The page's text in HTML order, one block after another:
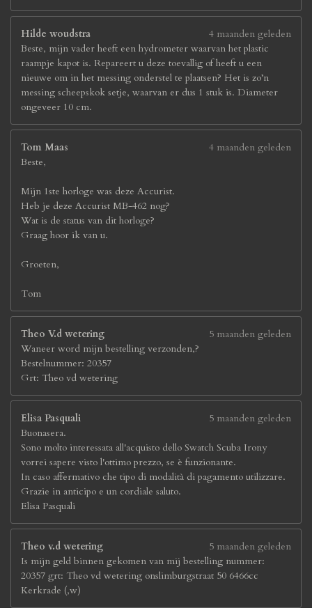
Hilde woudstra
4 maanden geleden
Beste, mijn vader heeft een hydrometer waarvan het plastic
raampje kapot is. Repareert u deze toevallig of heeft u een
nieuwe om in het messing onderstel te plaatsen? Het is zo’n
messing scheepskok setje, waarvan er dus 1 stuk is. Diameter
ongeveer 10 cm.
Tom Maas
4 maanden geleden
Beste,
Mijn 1ste horloge was deze Accurist.
Heb je deze Accurist MB-462 nog?
Wat is de status van dit horloge?
Graag hoor ik van u.
Groeten,
Tom
Theo V.d wetering
5 maanden geleden
Waneer word mijn bestelling verzonden,?
Bestelnummer: 20357
Grt: Theo vd wetering
Elisa Pasquali
5 maanden geleden
Buonasera.
Sono molto interessata all'acquisto dello Swatch Scuba Irony
vorrei sapere visto l'ottimo prezzo, se è funzionante.
In caso affermativo che tipo di modalità di pagamento utilizzare.
Grazie in anticipo e un cordiale saluto.
Elisa Pasquali
Theo v.d wetering
5 maanden geleden
Is mijn geld binnen gekomen van mij bestelling nummer:
20357 grt: Theo vd wetering onslimburgstraat 50 6466cc
Kerkrade (,w)